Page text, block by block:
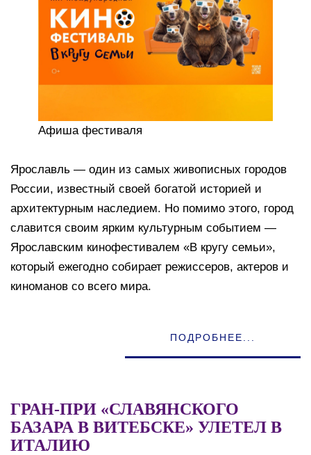
Афиша фестиваля
Ярославль — один из самых живописных городов
России, известный своей богатой историей и
архитектурным наследием. Но помимо этого, город
славится своим ярким культурным событием —
Ярославским кинофестивалем «В кругу семьи»,
который ежегодно собирает режиссеров, актеров и
киноманов со всего мира.
ПОДРОБНЕЕ...
ГРАН-ПРИ «СЛАВЯНСКОГО
БАЗАРА В ВИТЕБСКЕ» УЛЕТЕЛ В
ИТАЛИЮ